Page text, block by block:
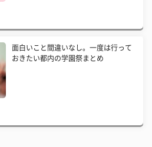
面白いこと間違いなし。一度は行って
おきたい都内の学園祭まとめ